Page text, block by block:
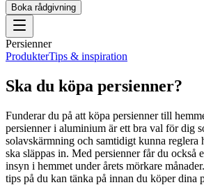
Boka rådgivning
Persienner
ProdukterTips & inspiration
Ska du köpa persienner?
Funderar du på att köpa persienner till
persienner i aluminium är ett bra val för dig
solavskärmning och samtidigt kunna reglera
ska släppas in. Med persienner får du också
insyn i hemmet under årets mörkare
tips på du kan tänka på innan du köper dina